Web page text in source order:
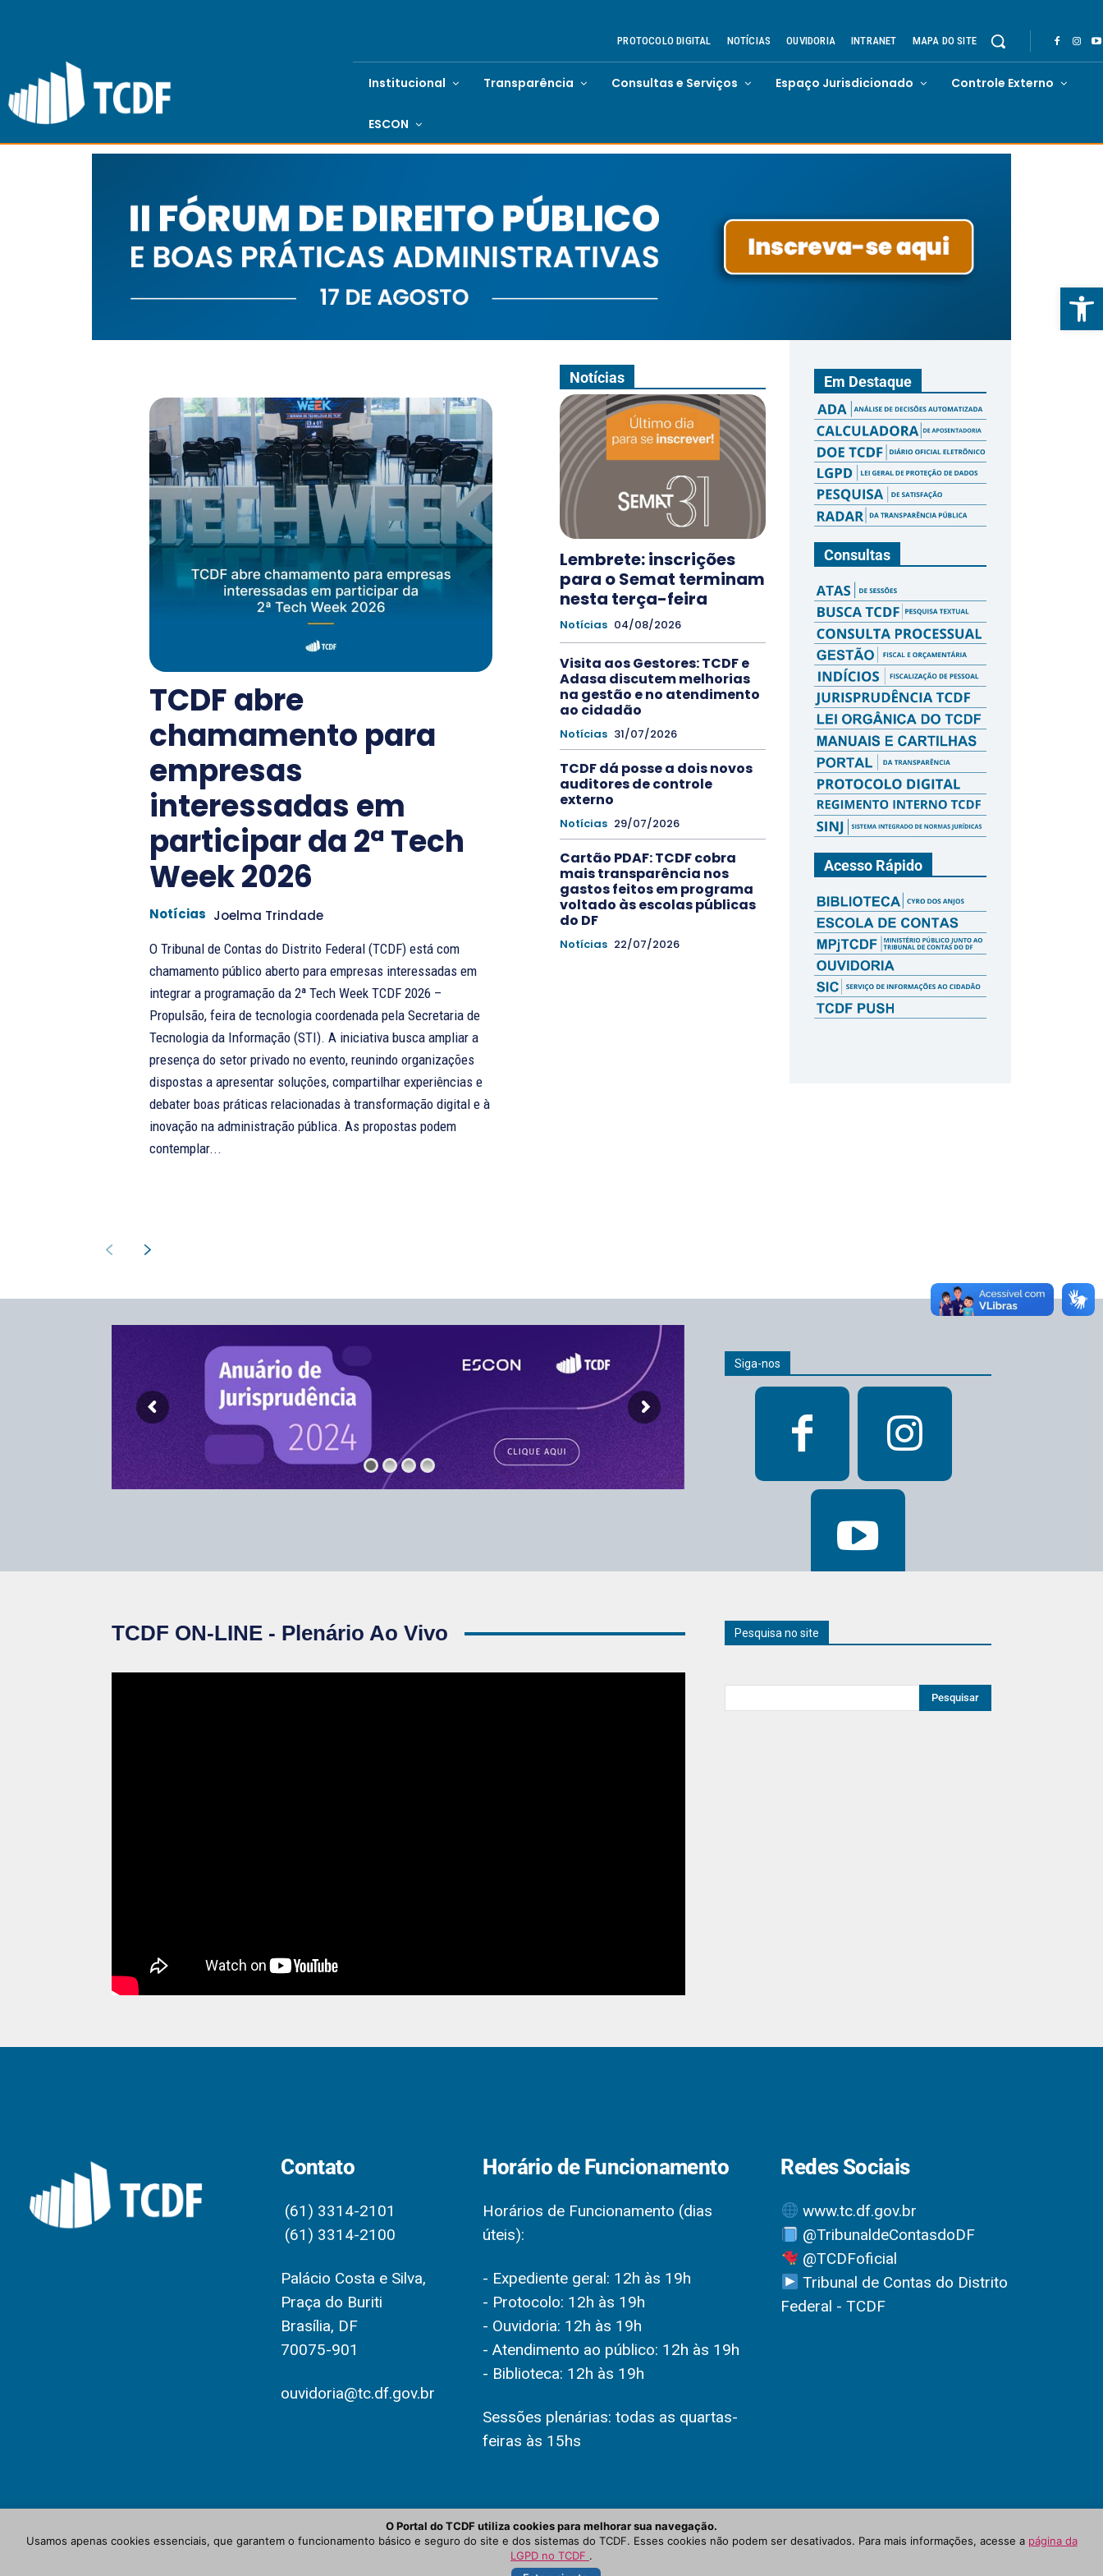
Abrir
PROTOCOLO DIGITAL NOTÍCIAS OUVIDORIA INTRANET MAPA DO SITE
Institucional Transparência Consultas e Serviços Espaço Jurisdicionado Controle Externo
ESCON
TCDF abre
chamamento para
empresas
interessadas em
participar da 2ª Tech
Week 2026
Notícias Joelma Trindade
O ⁠Tribunal de Contas do Distrito Federal (TCDF) está com
chamamento público aberto para empresas interessadas em
integrar a programação da 2ª Tech Week TCDF 2026 –
Propulsão, feira de tecnologia coordenada pela Secretaria de
Tecnologia da Informação (STI). A iniciativa busca ampliar a
presença do setor privado no evento, reunindo organizações
dispostas a apresentar soluções, compartilhar experiências e
debater boas práticas relacionadas à transformação digital e à
inovação na administração pública. As propostas podem
contemplar...
Notícias
Lembrete: inscrições
para o Semat terminam
nesta terça-feira
Notícias 04/08/2026
Visita aos Gestores: TCDF e
Adasa discutem melhorias
na gestão e no atendimento
ao cidadão
Notícias 31/07/2026
TCDF dá posse a dois novos
auditores de controle
externo
Notícias 29/07/2026
Cartão PDAF: TCDF cobra
mais transparência nos
gastos feitos em programa
voltado às escolas públicas
do DF
Notícias 22/07/2026
Em Destaque
Consultas
Acesso Rápido
Siga-nos
TCDF ON-LINE - Plenário Ao Vivo Pesquisa no site
Pesquisar
Contato
(61) 3314-2101
(61) 3314-2100
Palácio Costa e Silva,
Praça do Buriti
Brasília, DF
70075-901
ouvidoria@tc.df.gov.br
Horário de Funcionamento
Horários de Funcionamento (dias
úteis):
- Expediente geral: 12h às 19h
- Protocolo: 12h às 19h
- Ouvidoria: 12h às 19h
- Atendimento ao público: 12h às 19h
- Biblioteca: 12h às 19h
Sessões plenárias: todas as quartas-
feiras às 15hs
Redes Sociais
www.tc.df.gov.br
@TribunaldeContasdoDF
@TCDFoficial
Tribunal de Contas do Distrito
Federal - TCDF
O Portal do TCDF utiliza cookies para melhorar sua navegação.
Usamos apenas cookies essenciais, que garantem o funcionamento básico e seguro do site e dos sistemas do TCDF. Esses cookies não podem ser desativados. Para mais informações, acesse a página da
LGPD no TCDF .